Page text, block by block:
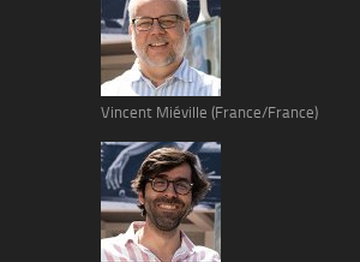
Vincent Miéville (France/France)